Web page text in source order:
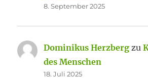
8. September 2025
Dominikus Herzberg zu
des Menschen
18. Juli 2025